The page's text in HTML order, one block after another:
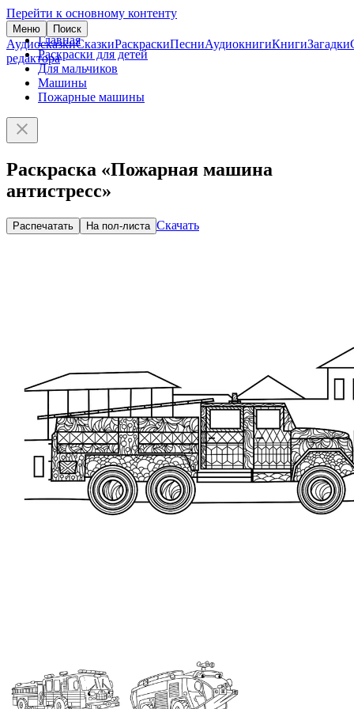
Перейти к основному контенту
Меню Поиск
АудиосказкиСказкиРаскраскиПесниАудиокнигиКнигиЗагадки
редактора
Главная
Раскраски для детей
Для мальчиков
Машины
Пожарные машины
Раскраска «Пожарная машина
антистресс»
Распечатать На пол-листа Скачать